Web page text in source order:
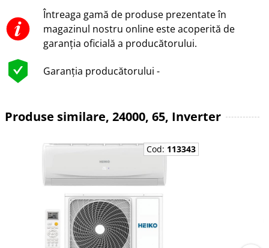
Întreaga gamă de produse prezentate în
magazinul nostru online este acoperită de
garanția oficială a producătorului.
Garanția producătorului -
Produse similare, 24000, 65, Inverter
Cod: 113343